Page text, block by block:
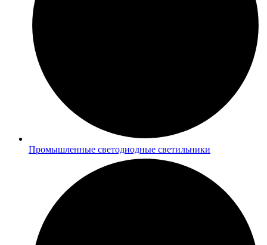
Промышленные светодиодные светильники